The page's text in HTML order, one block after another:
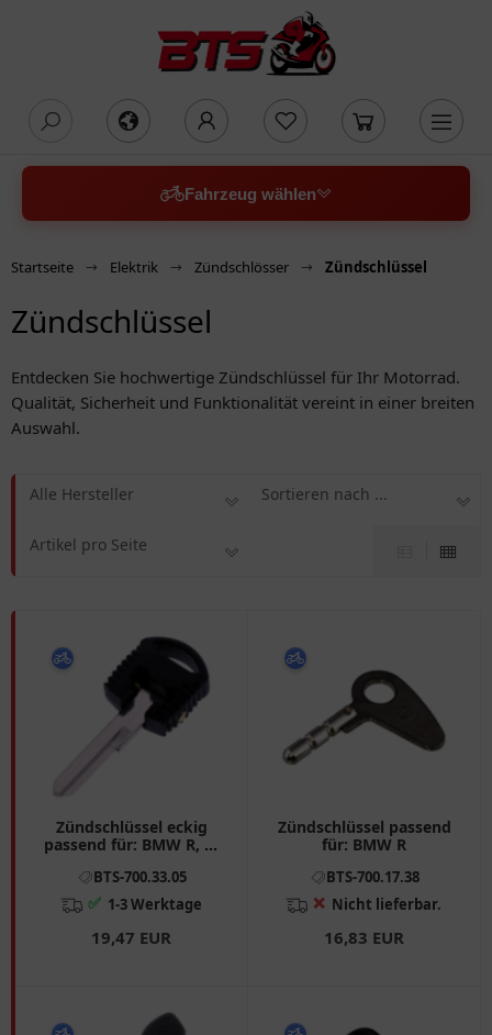
Fahrzeug wählen
Startseite Elektrik Zündschlösser Zündschlüssel
Zündschlüssel
Entdecken Sie hochwertige Zündschlüssel für Ihr Motorrad.
Qualität, Sicherheit und Funktionalität vereint in einer breiten
Auswahl.
Alle Hersteller Sortieren nach ...
Artikel pro Seite
Zündschlüssel eckig
passend für: BMW R, K,
BTS-700.33.05
✅ 1-3 Werktage
19,47 EUR
Zündschlüssel passend
für: BMW R
BTS-700.17.38
❌ Nicht lieferbar.
16,83 EUR